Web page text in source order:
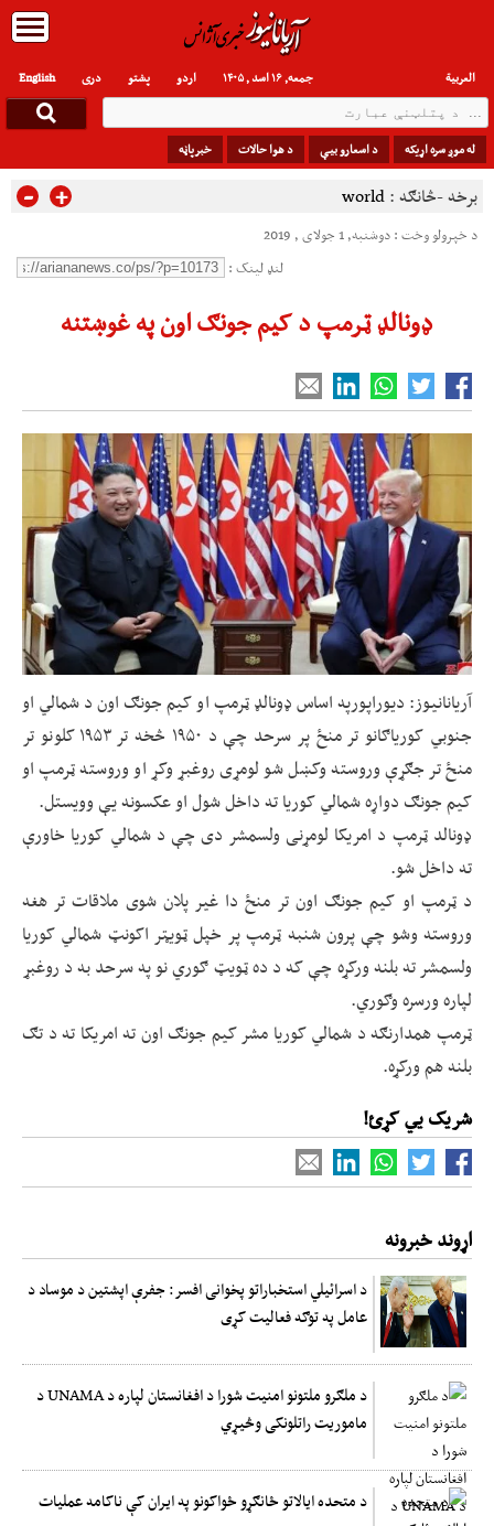
English دری پشتو العربیة اردو جمعه, ۱۶ اسد , ۱۴۰۵
له موږ سره اړیکه د اسعارو بیې د هوا حالات خبرپاڼه
برخه -څانګه : world
- +
د خپرولو وخت : دوشنبه, 1 جولای , 2019
لنډ لینک :
ډونالډ ټرمپ د کیم جونګ اون په غوښتنه
آریانانیوز: دیوراپورپه اساس ډونالډ ټرمپ او کیم جونګ اون د شمالي او
جنوبي کوریاګانو تر منځ پر سرحد چې د ۱۹۵۰ څخه تر ۱۹۵۳ کلونو تر
منځ تر جګړې وروسته وکښل شو لومړی روغبړ وکړ او وروسته ټرمپ او
کیم جونګ دواړه شمالي کوریا ته داخل شول او عکسونه یې وویستل.
ډونالد ټرمپ د امریکا لومړنی ولسمشر دی چې د شمالي کوریا خاورې
ته داخل شو.
د ټرمپ او کیم جونګ اون تر منځ دا غیر پلان شوی ملاقات تر هغه
وروسته وشو چې پرون شنبه ټرمپ پر خپل ټویټر اکونټ شمالي کوریا
ولسمشر ته بلنه ورکړه چې که د ده ټویټ ګوري نو په سرحد به د روغبړ
لپاره ورسره وګوري.
ټرمپ همدارنګه د شمالي کوریا مشر کیم جونګ اون ته امریکا ته د تګ
بلنه هم ورکړه.
شریک یي کړئ!
اړوند خبرونه
د اسرائیلي استخباراتو پخوانی افسر: جفرې اپشتین د موساد د
عامل په توګه فعالیت کړی
د ملګرو ملتونو امنیت شورا د افغانستان لپاره د UNAMA د
ماموریت راتلونکی وڅیړي
د متحده ایالاتو ځانګړو ځواکونو په ایران کې ناکامه عملیات